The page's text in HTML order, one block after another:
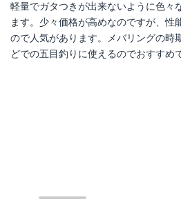
軽量でガタつきが出来ないように色々
ます。少々価格が高めなのですが、性
ので人気があります。メバリングの時
どでの五目釣りに使えるのでおすすめ